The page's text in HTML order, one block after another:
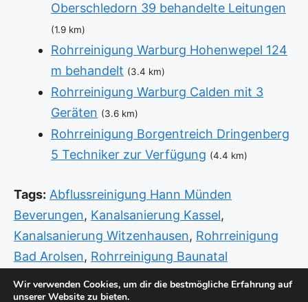
Oberschledorn 39 behandelte Leitungen
(1.9 km)
Rohrreinigung Warburg Hohenwepel 124
m behandelt (3.4 km)
Rohrreinigung Warburg Calden mit 3
Geräten (3.6 km)
Rohrreinigung Borgentreich Dringenberg
5 Techniker zur Verfügung (4.4 km)
Tags: Abflussreinigung Hann Münden
Beverungen, Kanalsanierung Kassel,
Kanalsanierung Witzenhausen, Rohrreinigung
Bad Arolsen, Rohrreinigung Baunatal
Waltershausen
, Sanitär Bad Arolsen
Sanitär
Baunatal Kassel,Sanitär Eschwege
Wir verwenden Cookies, um dir die bestmögliche Erfahrung auf
unserer Website zu bieten.